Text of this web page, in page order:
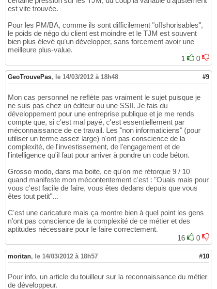
est vite trouvée.
Pour les PM/BA, comme ils sont difficilement "offshorisables",
le poids de négo du client est moindre et le TJM est souvent
bien plus élevé qu'un développer, sans forcement avoir une
meilleure plus-value.
1
0
GeoTrouvePas, le 14/03/2012 à 18h48 #9
Mon cas personnel ne reflète pas vraiment le sujet puisque je
ne suis pas chez un éditeur ou une SSII. Je fais du
développement pour une entreprise publique et je me rends
compte que, si c'est mal payé, c'est essentiellement par
méconnaissance de ce travail. Les "non informaticiens" (pour
utiliser un terme assez large) n'ont pas conscience de la
complexité, de l'investissement, de l'engagement et de
l'intelligence qu'il faut pour arriver à pondre un code béton.
Grosso modo, dans ma boite, ce qu'on me rétorque 9 / 10
quand manifeste mon mécontentement c'est : "Ouais mais pour
vous c'est facile de faire, vous êtes dedans depuis que vous
êtes tout petit"...
C'est une caricature mais ça montre bien à quel point les gens
n'ont pas conscience de la complexité de ce métier et des
aptitudes nécessaire pour le faire correctement.
16
0
moritan, le 14/03/2012 à 18h57 #10
Pour info, un article du touilleur sur la reconnaissance du métier
de développeur.